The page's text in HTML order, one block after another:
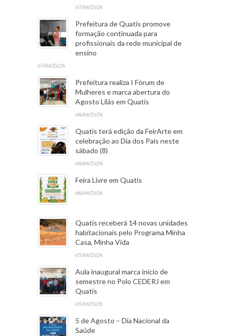
07/08/2026
Prefeitura de Quatis promove
formação continuada para
profissionais da rede municipal de
ensino
07/08/2026
Prefeitura realiza I Fórum de
Mulheres e marca abertura do
Agosto Lilás em Quatis
06/08/2026
Quatis terá edição da FeirArte em
celebração ao Dia dos Pais neste
sábado (8)
06/08/2026
Feira Livre em Quatis
06/08/2026
Quatis receberá 14 novas unidades
habitacionais pelo Programa Minha
Casa, Minha Vida
05/08/2026
Aula inaugural marca início de
semestre no Polo CEDERJ em
Quatis
05/08/2026
5 de Agosto – Dia Nacional da
Saúde